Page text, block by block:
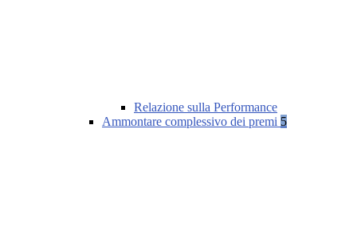
Relazione sulla Performance
Ammontare complessivo dei premi 5